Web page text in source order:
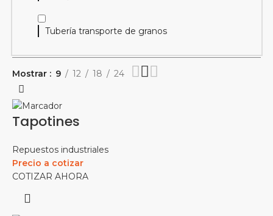
Tubería transporte de granos
Mostrar 9 12 18 24
Tapotines
Repuestos industriales
Precio a cotizar
COTIZAR AHORA